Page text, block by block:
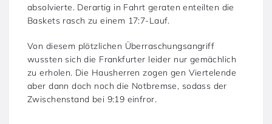
absolvierte. Derartig in Fahrt geraten enteilten die
Baskets rasch zu einem 17:7-Lauf.
Von diesem plötzlichen Überraschungsangriff
wussten sich die Frankfurter leider nur gemächlich
zu erholen. Die Hausherren zogen gen Viertelende
aber dann doch noch die Notbremse, sodass der
Zwischenstand bei 9:19 einfror.